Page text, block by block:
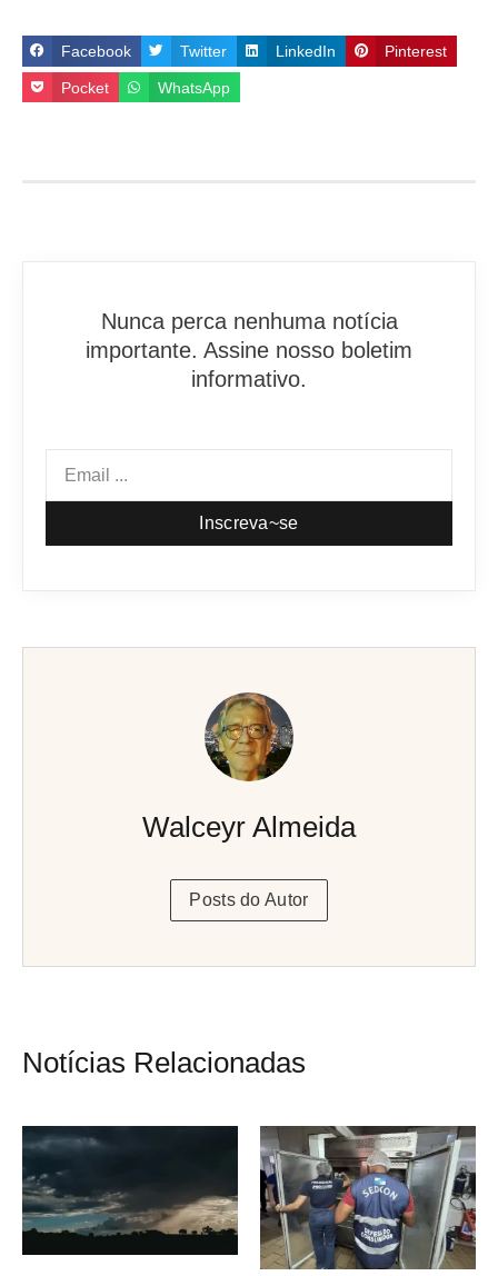
Facebook Twitter LinkedIn Pinterest
Pocket WhatsApp
Nunca perca nenhuma notícia
importante. Assine nosso boletim
informativo.
Inscreva~se
Walceyr Almeida
Posts do Autor
Notícias Relacionadas